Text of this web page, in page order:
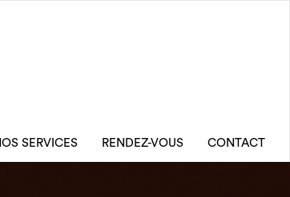
SERVICES RENDEZ-VOUS CONTACT